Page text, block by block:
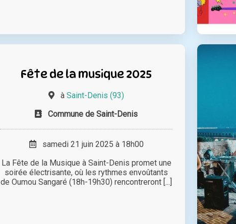
Fête de la musique 2025
àSaint-Denis (93)
Commune de Saint-Denis
samedi 21 juin 2025 à 18h00
La Fête de la Musique à Saint-Denis promet une
soirée électrisante, où les rythmes envoûtants
de Oumou Sangaré (18h-19h30) rencontreront [...]